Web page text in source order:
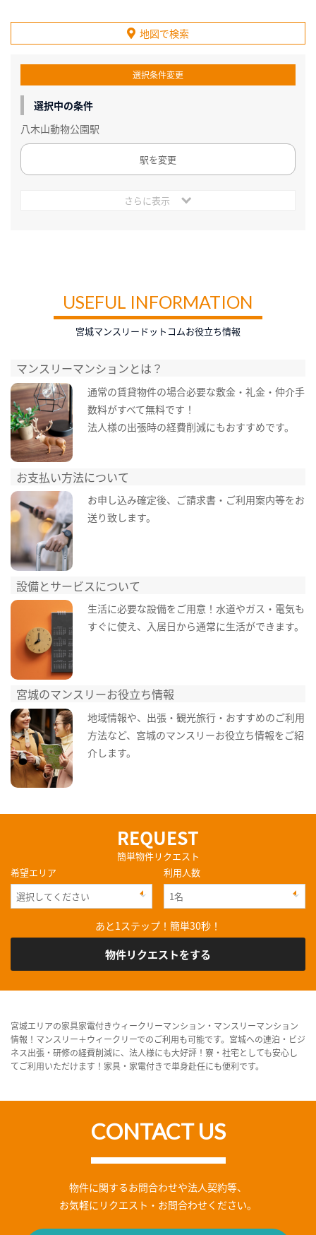
地図で検索
選択条件変更
選択中の条件
八木山動物公園駅
駅を変更
さらに表示
USEFUL INFORMATION
宮城マンスリードットコムお役立ち情報
マンスリーマンションとは？
通常の賃貸物件の場合必要な敷金・礼金・仲介手
数料がすべて無料です！
法人様の出張時の経費削減にもおすすめです。
お支払い方法について
お申し込み確定後、ご請求書・ご利用案内等をお
送り致します。
設備とサービスについて
生活に必要な設備をご用意！水道やガス・電気も
すぐに使え、入居日から通常に生活ができます。
宮城のマンスリーお役立ち情報
地域情報や、出張・観光旅行・おすすめのご利用
方法など、宮城のマンスリーお役立ち情報をご紹
介します。
REQUEST
簡単物件リクエスト
希望エリア
利用人数
あと1ステップ！簡単30秒！
物件リクエストをする
宮城エリアの家具家電付きウィークリーマンション・マンスリーマンション
情報！マンスリー＋ウィークリーでのご利用も可能です。宮城への連泊・ビジ
ネス出張・研修の経費削減に、法人様にも大好評！寮・社宅としても安心し
てご利用いただけます！家具・家電付きで単身赴任にも便利です。
CONTACT US
物件に関するお問合わせや法人契約等、
お気軽にリクエスト・お問合わせください。